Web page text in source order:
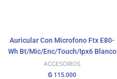
Auricular Con Microfono Ftx E80-
Wh Bt/Mic/Enc/Touch/Ipx6 Blanco
ACCESORIOS
₲ 115.000